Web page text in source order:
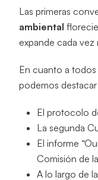
Las primeras
ambiental
expande cada vez
En cuanto a
podemos
El protocolo
La segunda
El informe
Comisión de
A lo largo de